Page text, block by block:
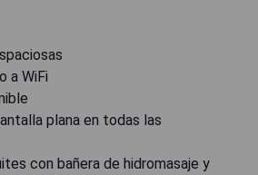
a WiFi
plana en todas las
con bañera de hidromasaje y